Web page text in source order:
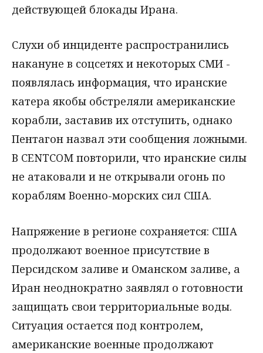
действующей блокады Ирана.
Слухи об инциденте распространились
накануне в соцсетях и некоторых СМИ -
появлялась информация, что иранские
катера якобы обстреляли американские
корабли, заставив их отступить, однако
Пентагон назвал эти сообщения ложными.
В CENTCOM повторили, что иранские силы
не атаковали и не открывали огонь по
кораблям Военно-морских сил США.
Напряжение в регионе сохраняется: США
продолжают военное присутствие в
Персидском заливе и Оманском заливе, а
Иран неоднократно заявлял о готовности
защищать свои территориальные воды.
Ситуация остается под контролем,
американские военные продолжают